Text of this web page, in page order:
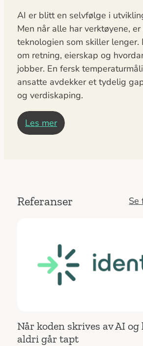
AI er blitt en selvfølge i
Men når alle har verktøyene,
teknologien som skiller lenger.
om retning, eierskap og
jobber. En fersk
ansatte avdekker et tydelig
og verdiskaping.
Les mer
Referanser Se
Når koden skrives av AI
aldri går tapt